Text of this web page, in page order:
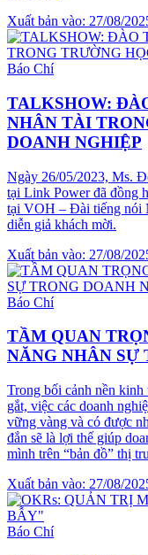
Xuất bản vào: 27/08/
Báo Chí
TALKSHOW:
NHÂN TÀI
DOANH NGHIỆP
Ngày 26/05/2023, Ms.
tại Link Power đã đồng
tại VOH – Đài tiếng nói
diễn giả khách mời.
Xuất bản vào: 27/08/
Báo Chí
TẦM QUAN
NĂNG NHÂN SỰ
Trong bối cảnh nền kinh
gắt, việc các doanh
vững vàng và có được
đắn sẽ là lợi thế giúp
mình trên “bản đồ” thị
Xuất bản vào: 27/08/
Báo Chí